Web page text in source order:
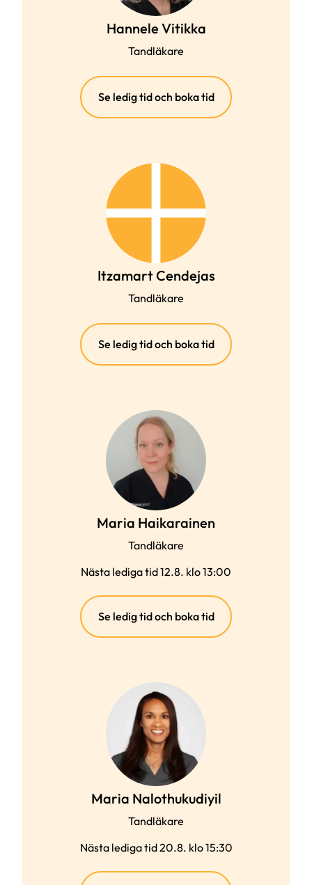
Hannele Vitikka
Tandläkare
Se ledig tid och boka tid(extern
länk)
Itzamart Cendejas
Tandläkare
Se ledig tid och boka tid(extern
länk)
Maria Haikarainen
Tandläkare
Nästa lediga tid 12.8. klo 13:00
Se ledig tid och boka tid(extern
länk)
Maria Nalothukudiyil
Tandläkare
Nästa lediga tid 20.8. klo 15:30